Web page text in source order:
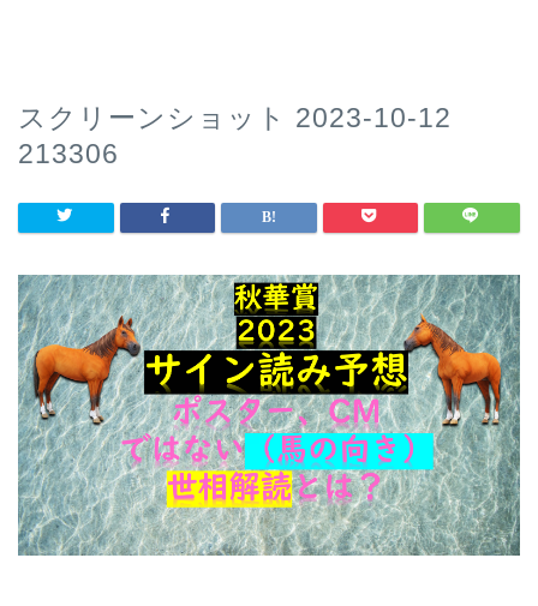
スクリーンショット 2023-10-12
213306